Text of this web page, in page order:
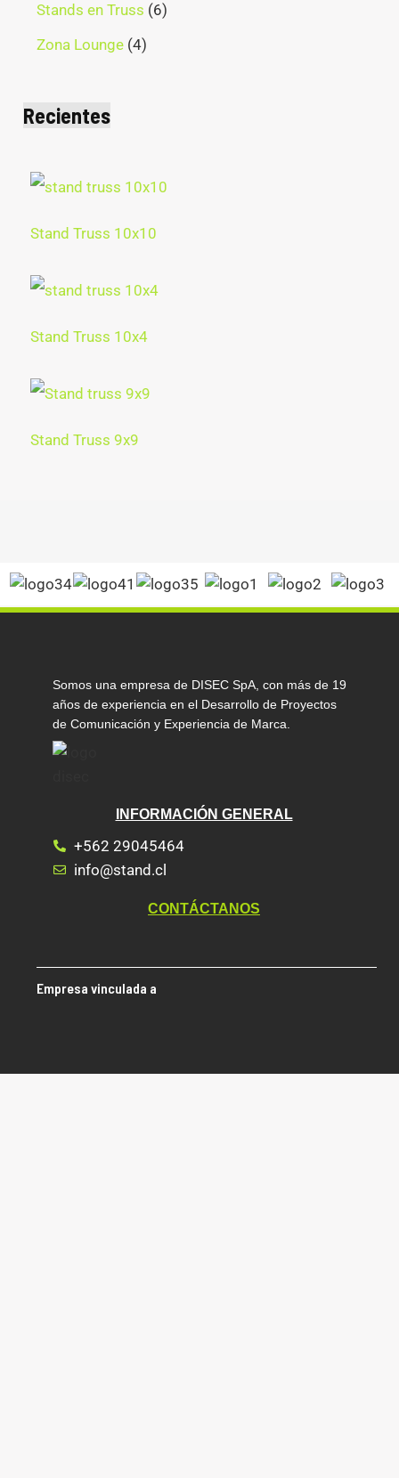
Stands en Truss 6
Zona Lounge 4
Recientes
Stand Truss 10x10
Stand Truss 10x4
Stand Truss 9x9
Somos una empresa de DISEC SpA, con más de 19
años de experiencia en el Desarrollo de Proyectos
de Comunicación y Experiencia de Marca.
INFORMACIÓN GENERAL
+562 29045464
info@stand.cl
CONTÁCTANOS
Empresa vinculada a